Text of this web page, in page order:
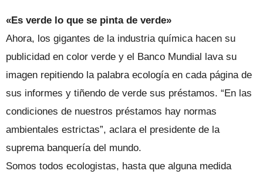
«Es verde lo que se pinta de verde»
Ahora, los gigantes de la industria química hacen su
publicidad en color verde y el Banco Mundial lava su
imagen repitiendo la palabra ecología en cada página de
sus informes y tiñendo de verde sus préstamos. “En las
condiciones de nuestros préstamos hay normas
ambientales estrictas”, aclara el presidente de la
suprema banquería del mundo.
Somos todos ecologistas, hasta que alguna medida